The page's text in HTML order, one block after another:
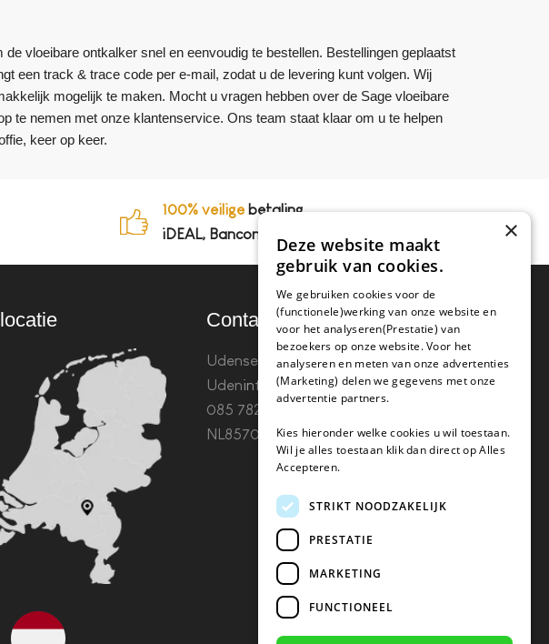
vloeibare ontkalker snel en eenvoudig te bestellen. Bestellingen geplaatst
een track & trace code per e-mail, zodat u de levering kunt volgen. Wij
mogelijk te maken. Mocht u vragen hebben over de Sage vloeibare
te nemen met onze klantenservice. Ons team staat klaar om u te helpen
keer op keer.
100% veiligebetaling,
iDEAL, Bancontact en op rekening
Contact
Udenseweg 8B 5405 PA
Udeninfo(@)koffie-tabletten.nlTel.
085 782 5578KvK 67529623 Btw:
NL857053759B01
×
Deze website maakt
gebruik van cookies.
We gebruiken cookies voor de
(functionele)werking van onze website en
voor het analyseren(Prestatie) van
bezoekers op onze website. Voor het
analyseren en meten van onze advertenties
(Marketing) delen we gegevens met onze
advertentie partners.
Kies hieronder welke cookies u wil toestaan.
Wil je alles toestaan klik dan direct op Alles
Accepteren.
STRIKT NOODZAKELIJK
PRESTATIE
MARKETING
FUNCTIONEEL